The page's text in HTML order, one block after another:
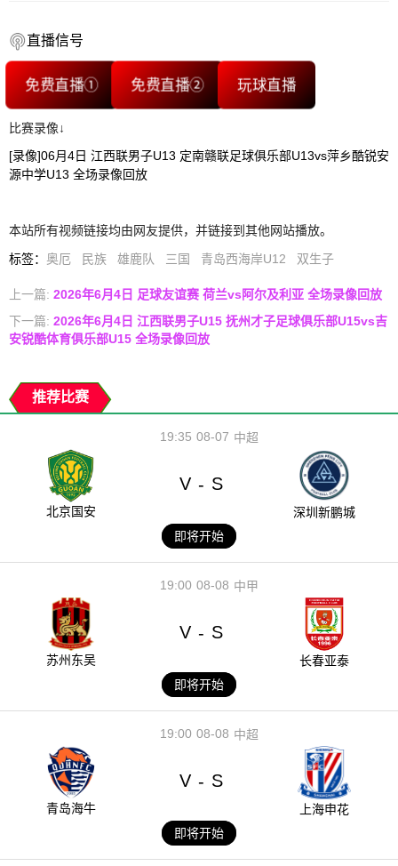
直播信号
免费直播① 免费直播② 玩球直播
比赛录像↓
[录像]06月4日 江西联男子U13 定南赣联足球俱乐部U13vs萍乡酷锐安
源中学U13 全场录像回放
本站所有视频链接均由网友提供，并链接到其他网站播放。
标签： 奥厄 民族 雄鹿队 三国 青岛西海岸U12 双生子
上一篇: 2026年6月4日 足球友谊赛 荷兰vs阿尔及利亚 全场录像回放
下一篇: 2026年6月4日 江西联男子U15 抚州才子足球俱乐部U15vs吉
安锐酷体育俱乐部U15 全场录像回放
推荐比赛
08-07
19:35 中超
北京国安
V - S
深圳新鹏城
即将开始
08-08
19:00 中甲
苏州东吴
V - S
长春亚泰
即将开始
08-08
19:00 中超
青岛海牛
V - S
上海申花
即将开始